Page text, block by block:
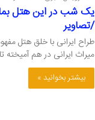
یک شب در این هتل
/تصاویر
طراح ایرانی با خلق هتل
میراث ایرانی در هم آمیخته‌
بیشتر بخوانید »